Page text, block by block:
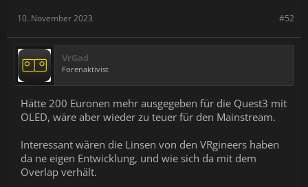
#52
10. November 2023
VrGad
Forenaktivist
Hätte 200 Euronen mehr ausgegeben für die Quest3 mit
OLED, wäre aber wieder zu teuer für den Mainstream.
Interessant wären die Linsen von den VRgineers haben
da ne eigen Entwicklung, und wie sich da mit dem
Overlap verhält.